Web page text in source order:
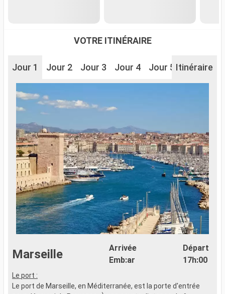
VOTRE ITINÉRAIRE
Jour 1 Jour 2 Jour 3 Jour 4 Jour 5 Jour 6
Itinéraire
Marseille
Arrivée
Emb:ar
Départ
17h:00
Le port :
Le port de Marseille, en Méditerranée, est la porte d'entrée